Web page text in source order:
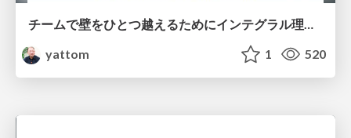
yattom
1 520